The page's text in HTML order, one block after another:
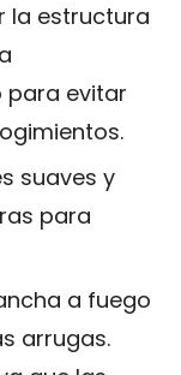
la estructura
para evitar
suaves y
para
a fuego
arrugas.